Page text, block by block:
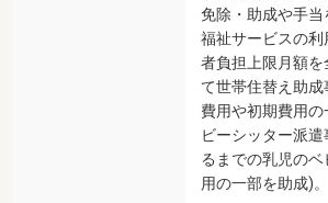
免除・助成や手
福祉サービスの
者負担上限月額
て世帯住替え助
費用や初期費用
ビーシッター派
るまでの乳児の
用の一部を助成)。